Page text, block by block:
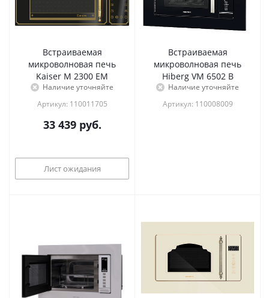
Встраиваемая
микроволновая печь
Kaiser M 2300 EM
Наличие уточняйте
Артикул: 110011705
33 439руб.
Лист ожидания
Встраиваемая
микроволновая печь
Hiberg VM 6502 B
Наличие уточняйте
Артикул: 110008009